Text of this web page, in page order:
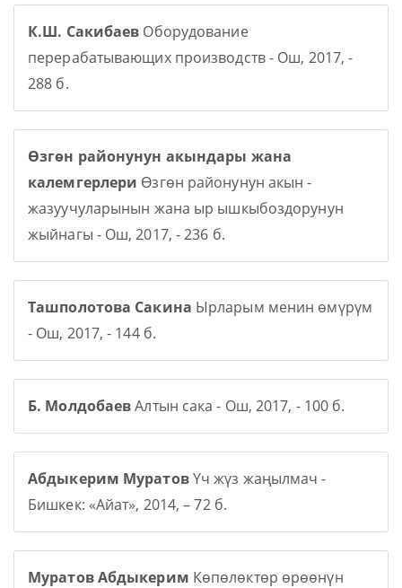
К.Ш. Сакибаев Оборудование
перерабатывающих производств - Ош, 2017, -
288 б.
Өзгөн районунун акындары жана
калемгерлери Өзгөн районунун акын -
жазуучуларынын жана ыр ышкыбоздорунун
жыйнагы - Ош, 2017, - 236 б.
Ташполотова Сакина Ырларым менин өмүрүм
- Ош, 2017, - 144 б.
Б. МолдобаевАлтын сака - Ош, 2017, - 100 б.
Абдыкерим МуратовҮч жүз жаңылмач -
Бишкек: «Айат», 2014, – 72 б.
Муратов Абдыкерим Көпөлөктөр өрөөнүн